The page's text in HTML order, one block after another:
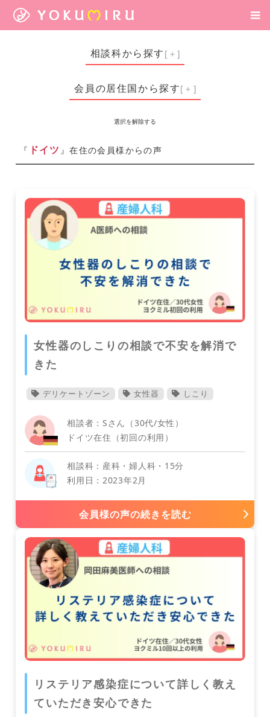
相談科から探す
消化器外科
消化器内科
会員の居住国から探す
選択を解除する
『 ドイツ 』在住の会員様からの声
女性器のしこりの相談で不安を解消で
きた
デリケートゾーン 女性器 しこり
相談者：Sさん（30代/女性）
ドイツ在住（初回の利用）
相談科：産科・婦人科・15分
利用日：2023年2月
会員様の声の続きを読む
リステリア感染症について詳しく教え
ていただき安心できた